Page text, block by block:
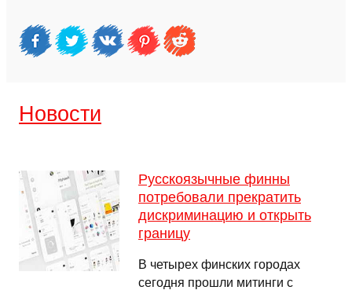
Новости
Русскоязычные финны
потребовали прекратить
дискриминацию и открыть
границу
В четырех финских городах
сегодня прошли митинги с